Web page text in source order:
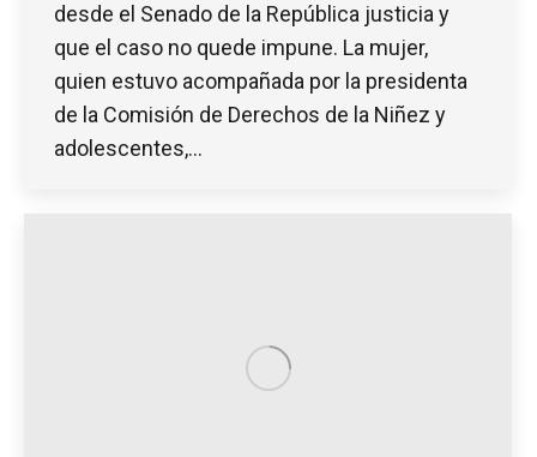
desde el Senado de la República justicia y
que el caso no quede impune. La mujer,
quien estuvo acompañada por la presidenta
de la Comisión de Derechos de la Niñez y
adolescentes,…